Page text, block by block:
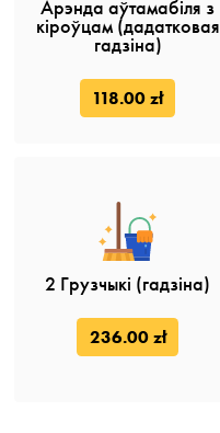
Арэнда аўтамабіля з
кіроўцам (дадатковая
гадзiна)
118.00 zł
2 Грузчыкі (гадзiна)
236.00 zł